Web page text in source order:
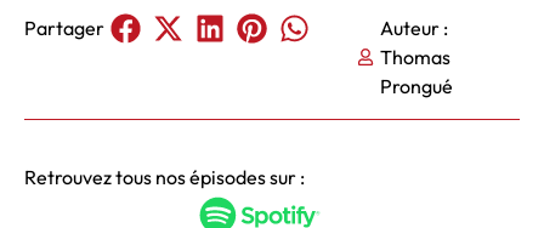
Retrouvez tous nos épisodes sur :
Partager
Auteur :
Thomas
Prongué